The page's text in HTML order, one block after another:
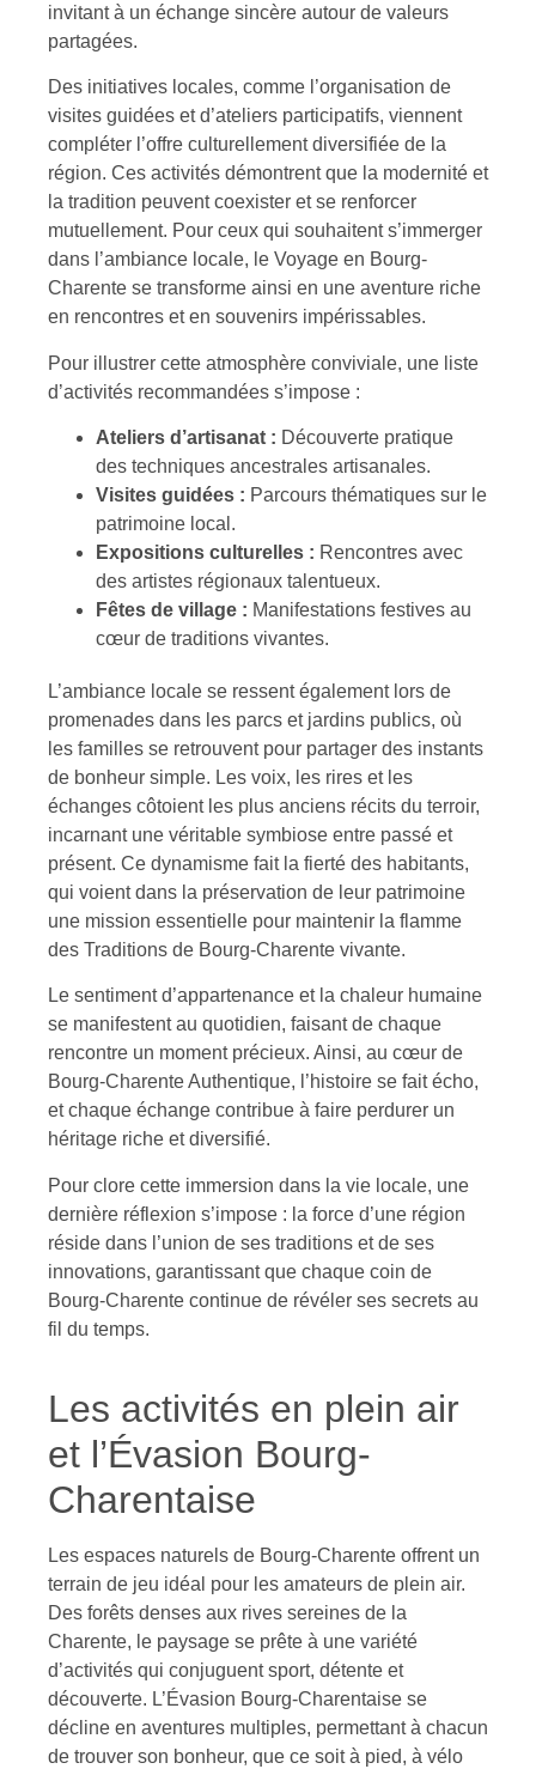
invitant à un échange sincère autour de valeurs
partagées.
Des initiatives locales, comme l’organisation de
visites guidées et d’ateliers participatifs, viennent
compléter l’offre culturellement diversifiée de la
région. Ces activités démontrent que la modernité et
la tradition peuvent coexister et se renforcer
mutuellement. Pour ceux qui souhaitent s’immerger
dans l’ambiance locale, le Voyage en Bourg-
Charente se transforme ainsi en une aventure riche
en rencontres et en souvenirs impérissables.
Pour illustrer cette atmosphère conviviale, une liste
d’activités recommandées s’impose :
Ateliers d’artisanat : Découverte pratique
des techniques ancestrales artisanales.
Visites guidées : Parcours thématiques sur le
patrimoine local.
Expositions culturelles : Rencontres avec
des artistes régionaux talentueux.
Fêtes de village : Manifestations festives au
cœur de traditions vivantes.
L’ambiance locale se ressent également lors de
promenades dans les parcs et jardins publics, où
les familles se retrouvent pour partager des instants
de bonheur simple. Les voix, les rires et les
échanges côtoient les plus anciens récits du terroir,
incarnant une véritable symbiose entre passé et
présent. Ce dynamisme fait la fierté des habitants,
qui voient dans la préservation de leur patrimoine
une mission essentielle pour maintenir la flamme
des Traditions de Bourg-Charente vivante.
Le sentiment d’appartenance et la chaleur humaine
se manifestent au quotidien, faisant de chaque
rencontre un moment précieux. Ainsi, au cœur de
Bourg-Charente Authentique, l’histoire se fait écho,
et chaque échange contribue à faire perdurer un
héritage riche et diversifié.
Pour clore cette immersion dans la vie locale, une
dernière réflexion s’impose : la force d’une région
réside dans l’union de ses traditions et de ses
innovations, garantissant que chaque coin de
Bourg-Charente continue de révéler ses secrets au
fil du temps.
Les activités en plein air
et l’Évasion Bourg-
Charentaise
Les espaces naturels de Bourg-Charente offrent un
terrain de jeu idéal pour les amateurs de plein air.
Des forêts denses aux rives sereines de la
Charente, le paysage se prête à une variété
d’activités qui conjuguent sport, détente et
découverte. L’Évasion Bourg-Charentaise se
décline en aventures multiples, permettant à chacun
de trouver son bonheur, que ce soit à pied, à vélo